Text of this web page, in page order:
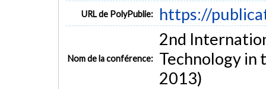
URL de PolyPublie: https://
Nom de la conférence:
2nd
Technology in
2013)